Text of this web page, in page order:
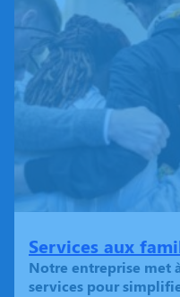
Services aux
Notre entreprise met
services pour